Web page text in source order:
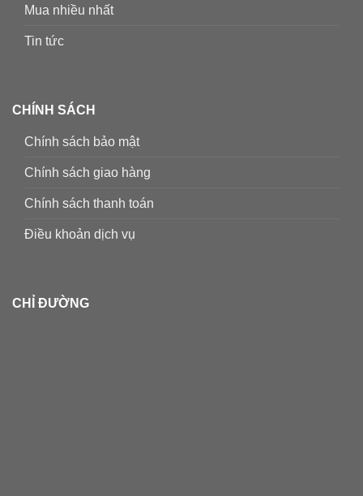
Mua nhiều nhất
Tin tức
CHÍNH SÁCH
Chính sách bảo mật
Chính sách giao hàng
Chính sách thanh toán
Điều khoản dịch vụ
CHỈ ĐƯỜNG